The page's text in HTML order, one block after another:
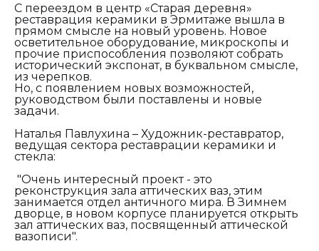
С переездом в центр «Старая деревня»
реставрация керамики в Эрмитаже вышла в
прямом смысле на новый уровень. Новое
осветительное оборудование, микроскопы и
прочие приспособления позволяют собрать
исторический экспонат, в буквальном смысле,
из черепков.
Но, с появлением новых возможностей,
руководством были поставлены и новые
задачи.
Наталья Павлухина – Художник-реставратор,
ведущая сектора реставрации керамики и
стекла:
"Очень интересный проект - это
реконструкция зала аттических ваз, этим
занимается отдел античного мира. В Зимнем
дворце, в новом корпусе планируется открыть
зал аттических ваз, посвященный аттической
вазописи".